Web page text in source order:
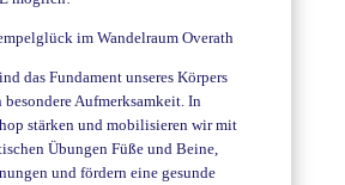
im Wandelraum Overath
das Fundament unseres Körpers
Aufmerksamkeit. In
stärken und mobilisieren wir mit
Übungen Füße und Beine,
und fördern eine gesunde